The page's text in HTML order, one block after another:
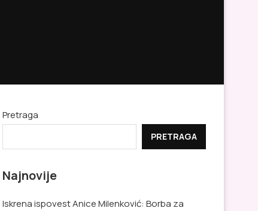
Pretraga
PRETRAGA
Najnovije
Iskrena ispovest Anice Milenković: Borba za